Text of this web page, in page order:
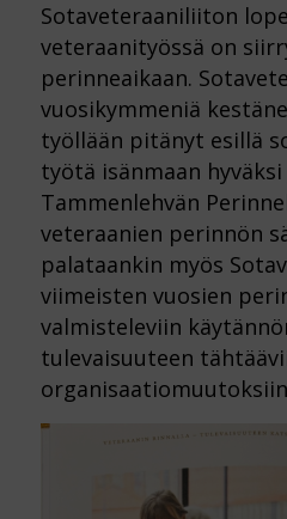
Sotaveteraaniliiton
veteraanityössä on
perinneaikaan.
vuosikymmeniä
työllään pitänyt esillä
työtä isänmaan
Tammenlehvän
veteraanien perinnön
palataankin myös
viimeisten vuosien
valmisteleviin
tulevaisuuteen